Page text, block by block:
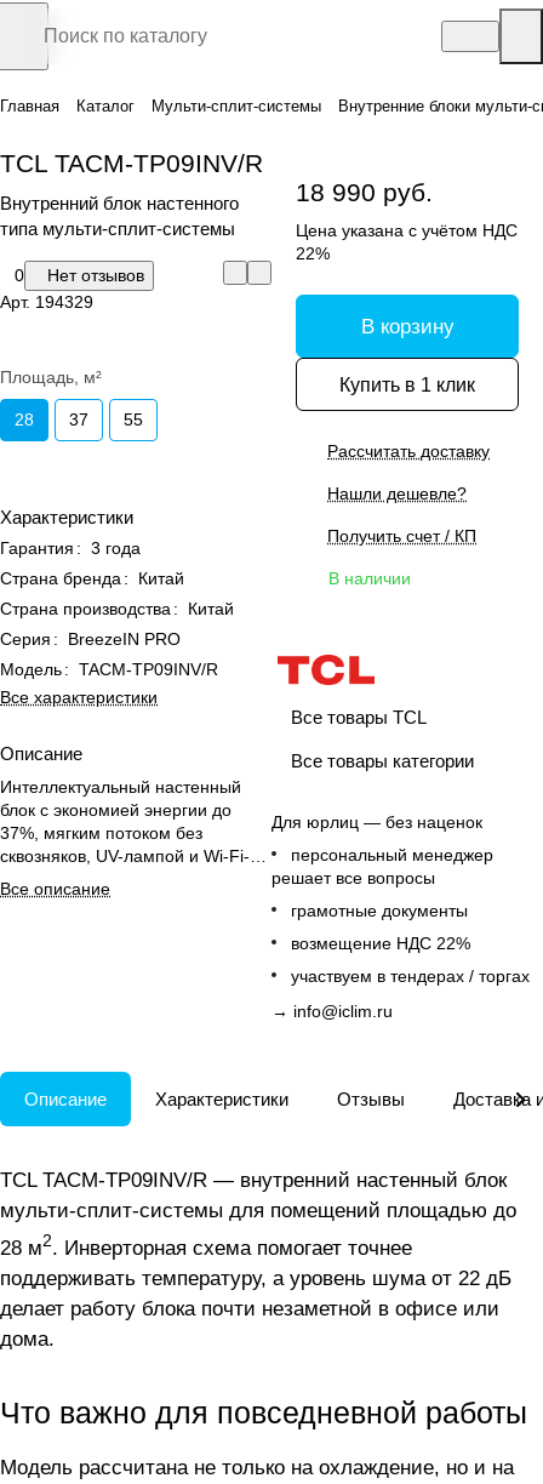
Главная Каталог Мульти-сплит-системы Внутренние блоки мульти-
TCL TACM-TP09INV/R
Внутренний блок настенного
типа мульти-сплит-системы
0
Нет отзывов
Арт. 194329
Площадь, м²
28 37 55
Характеристики
Гарантия : 3 года
Страна бренда :
Китай
Страна производства :
Китай
Серия :
BreezeIN PRO
Модель: TACM-TP09INV/R
Все характеристики
Описание
Интеллектуальный настенный
блок с экономией энергии до
37%, мягким потоком без
сквозняков, UV-лампой и Wi-Fi-
управлением.
Все описание
18 990 руб.
Цена указана с учётом НДС
22%
В корзину
Купить в 1 клик
Рассчитать доставку
Нашли дешевле?
Получить счет / КП
В наличии
Все товары TCL
Все товары категории
Для юрлиц — без наценок
персональный менеджер
решает все вопросы
грамотные документы
возмещение НДС 22%
участвуем в тендерах / торгах
→ info@iclim.ru
Описание Характеристики Отзывы Доставка
TCL TACM-TP09INV/R — внутренний настенный блок
мульти-сплит-системы для помещений площадью до
28 м2. Инверторная схема помогает точнее
поддерживать температуру, а уровень шума от 22 дБ
делает работу блока почти незаметной в офисе или
дома.
Что важно для повседневной работы
Модель рассчитана не только на охлаждение, но и на